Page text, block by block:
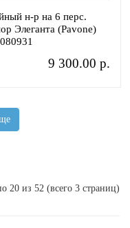
н-р на 6 перс.
Элеганта (Pavone)
9 300.00 р.
20 из 52 (всего 3 страниц)